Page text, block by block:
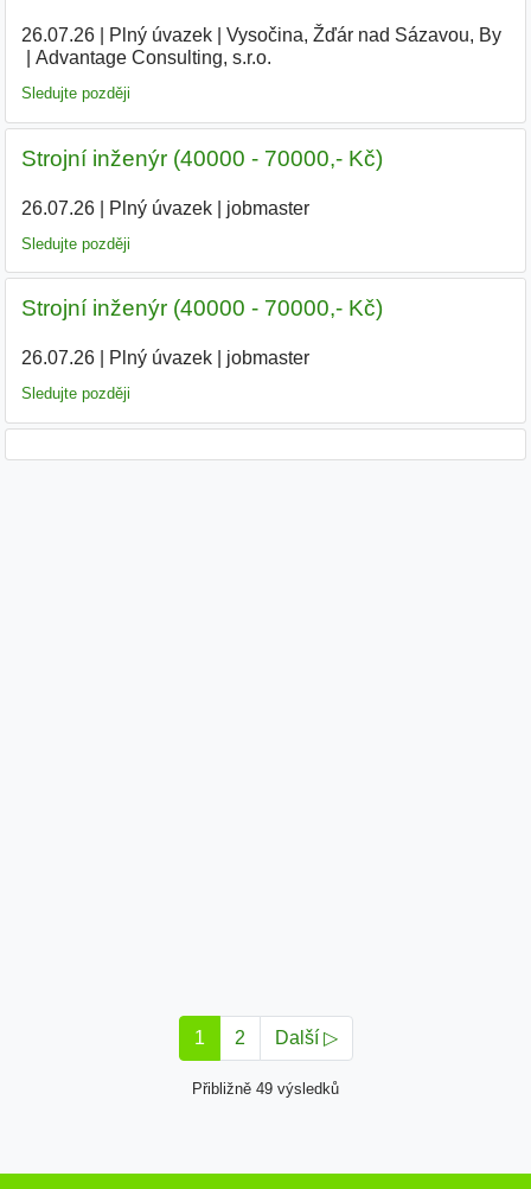
26.07.26| Plný úvazek| Vysočina, Žďár nad Sázavou, By|
Advantage Consulting, s.r.o.
Sledujte později
Strojní inženýr (40000 - 70000,- Kč)
26.07.26| Plný úvazek| jobmaster
Sledujte později
Strojní inženýr (40000 - 70000,- Kč)
26.07.26| Plný úvazek| jobmaster
Sledujte později
1 2 Další ▷
Přibližně 49 výsledků